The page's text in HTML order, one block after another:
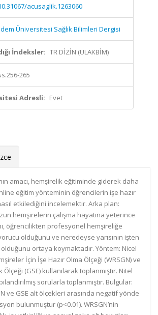
acusaglik.1263060
Üniversitesi Sağlık Bilimleri Dergisi
İndeksler: TR DİZİN (ULAKBİM)
265
Adresli: Evet
amacı, hemşirelik eğitiminde giderek daha
eğitim yönteminin öğrencilerin işe hazır
etkilediğini incelemektir. Arka plan:
hemşirelerin çalışma hayatına yeterince
öğrencilikten profesyonel hemşireliğe
olduğunu ve neredeyse yarısının işten
ortaya koymaktadır. Yöntem: Nicel
İçin İşe Hazır Olma Ölçeği (WRSGN) ve
(GSE) kullanılarak toplanmıştır. Nitel
sorularla toplanmıştır. Bulgular:
ve GSE alt ölçekleri arasında negatif yönde
bulunmuştur (p<0.01). WRSGN’nin